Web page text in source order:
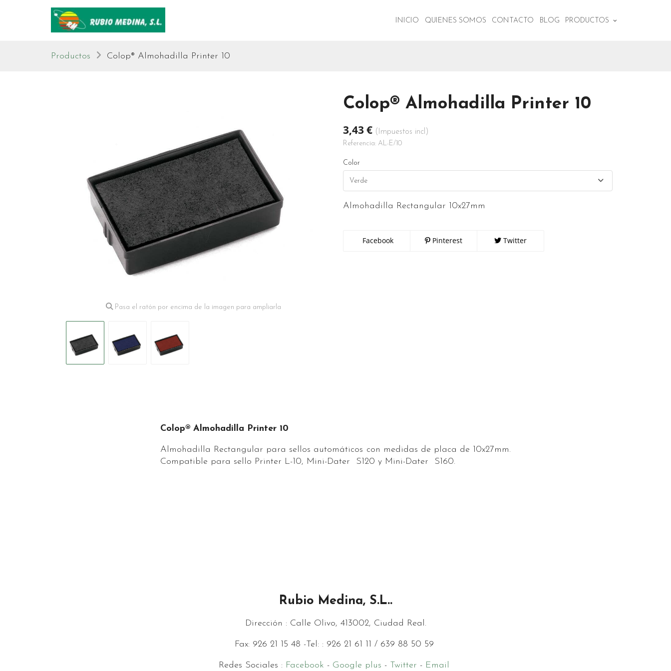
INICIO QUIENES SOMOS CONTACTO BLOG PRODUCTOS
Productos Colop® Almohadilla Printer 10
Pasa el ratón por encima de la imagen para ampliarla
Colop® Almohadilla Printer 10
3,43 € (Impuestos incl)
Referencia: AL-E/10
Color
Verde
Almohadilla Rectangular 10x27mm
Facebook Pinterest Twitter
Colop® Almohadilla Printer 10
Almohadilla Rectangular para sellos automáticos con medidas de placa de 10x27mm.
Compatible para sello Printer L-10, Mini-Dater S120 y Mini-Dater S160.
Rubio Medina, S.L..
Dirección : Calle Olivo, 413002, Ciudad Real.
Fax: 926 21 15 48 -Tel: : 926 21 61 11 / 639 88 50 59
Redes Sociales : Facebook - Google plus - Twitter - Email